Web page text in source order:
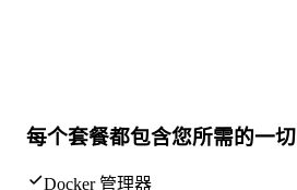
每个套餐都包含您所需的一切
Docker 管理器